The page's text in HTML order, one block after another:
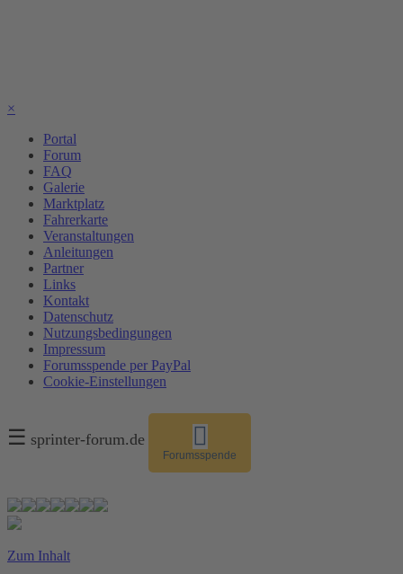
×
Portal
Forum
FAQ
Galerie
Marktplatz
Fahrerkarte
Veranstaltungen
Anleitungen
Partner
Links
Kontakt
Datenschutz
Nutzungsbedingungen
Impressum
Forumsspende per PayPal
Cookie-Einstellungen
☰ sprinter-forum.de
Forumsspende
Zum Inhalt